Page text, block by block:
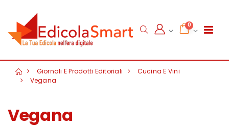
0
Giornali E Prodotti Editoriali
Cucina E Vini
Vegana
Vegana